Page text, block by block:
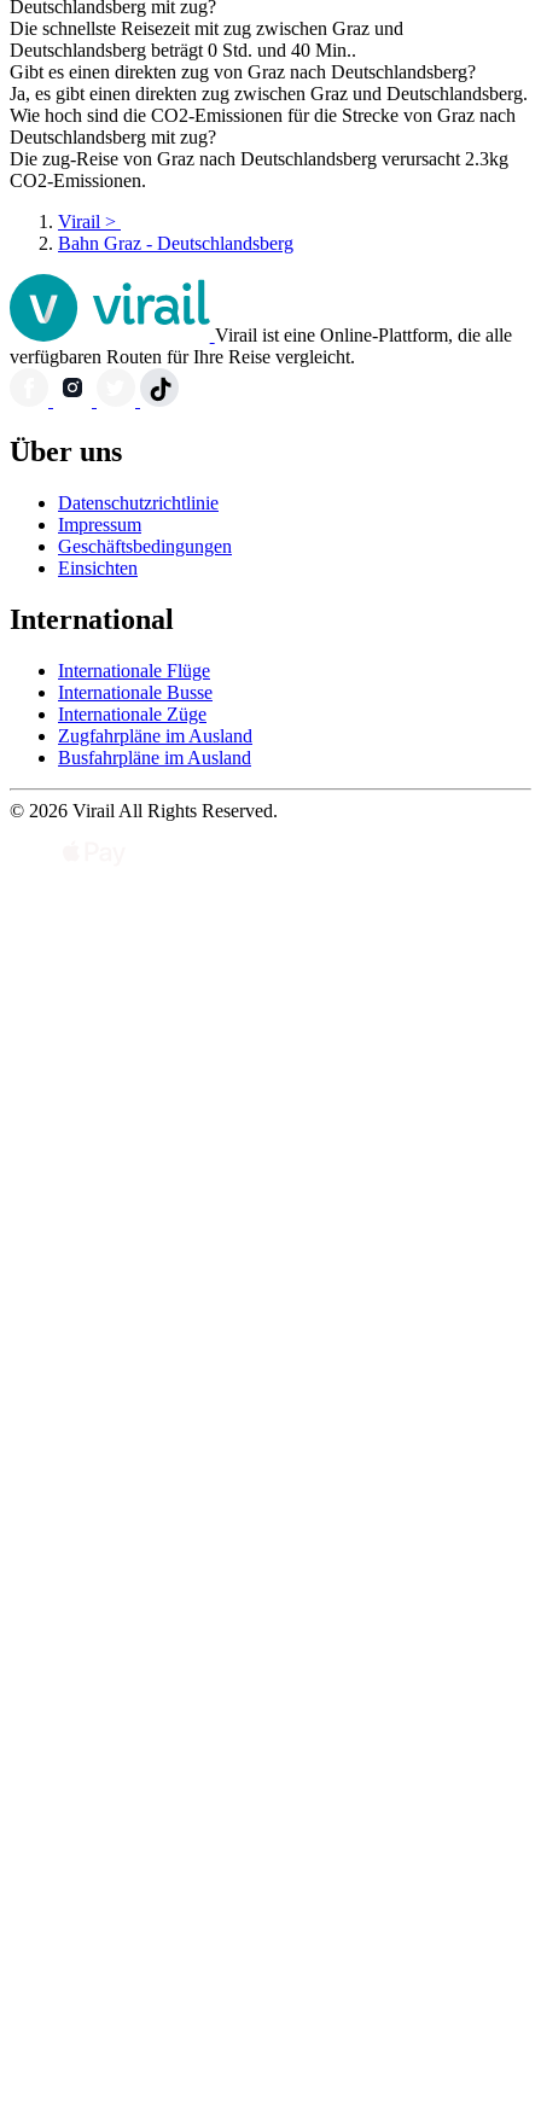
Deutschlandsberg mit zug?
Die schnellste Reisezeit mit zug zwischen Graz und
Deutschlandsberg beträgt 0 Std. und 40 Min..
Gibt es einen direkten zug von Graz nach Deutschlandsberg?
Ja, es gibt einen direkten zug zwischen Graz und Deutschlandsberg.
Wie hoch sind die CO2-Emissionen für die Strecke von Graz nach
Deutschlandsberg mit zug?
Die zug-Reise von Graz nach Deutschlandsberg verursacht 2.3kg
CO2-Emissionen.
Virail >
Bahn Graz - Deutschlandsberg
Virail ist eine Online-Plattform, die alle
verfügbaren Routen für Ihre Reise vergleicht.
Über uns
Datenschutzrichtlinie
Impressum
Geschäftsbedingungen
Einsichten
International
Internationale Flüge
Internationale Busse
Internationale Züge
Zugfahrpläne im Ausland
Busfahrpläne im Ausland
© 2026 Virail All Rights Reserved.